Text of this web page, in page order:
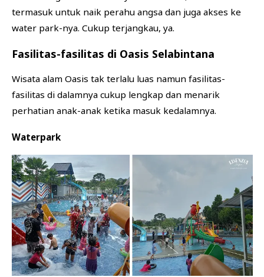
termasuk untuk naik perahu angsa dan juga akses ke
water park-nya. Cukup terjangkau, ya.
Fasilitas-fasilitas di Oasis Selabintana
Wisata alam Oasis tak terlalu luas namun fasilitas-
fasilitas di dalamnya cukup lengkap dan menarik
perhatian anak-anak ketika masuk kedalamnya.
Waterpark